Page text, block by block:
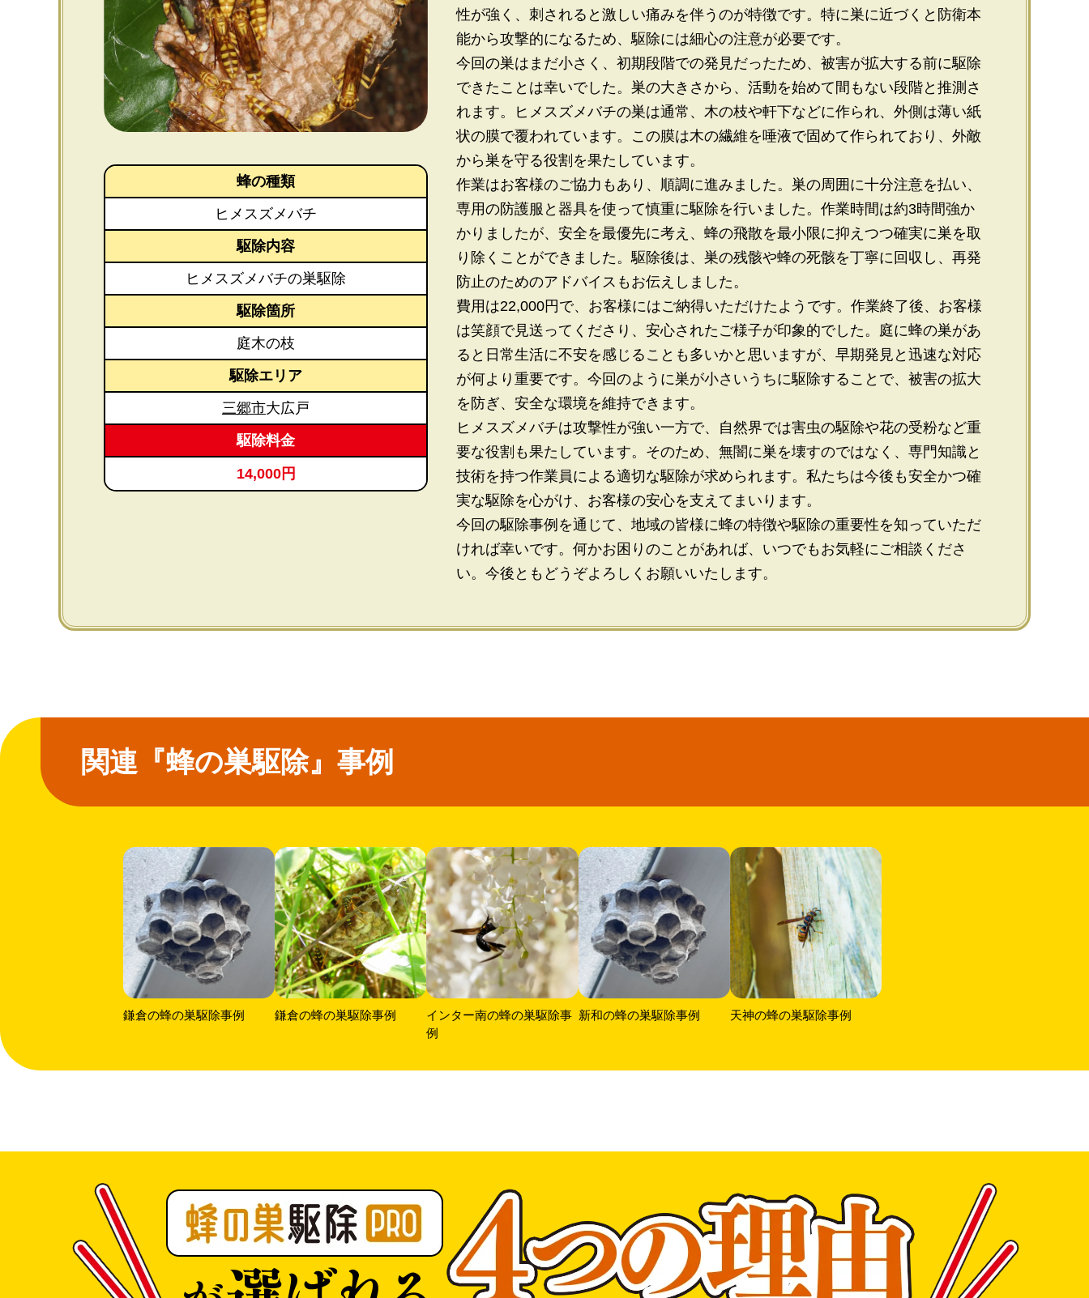
蜂の種類
ヒメスズメバチ
駆除内容
ヒメスズメバチの巣駆除
駆除箇所
庭木の枝
駆除エリア
三郷市大広戸
駆除料金
14,000円
性が強く、刺されると激しい痛みを伴うのが特徴です。特に巣に近づくと防衛本
能から攻撃的になるため、駆除には細心の注意が必要です。
今回の巣はまだ小さく、初期段階での発見だったため、被害が拡大する前に駆除
できたことは幸いでした。巣の大きさから、活動を始めて間もない段階と推測さ
れます。ヒメスズメバチの巣は通常、木の枝や軒下などに作られ、外側は薄い紙
状の膜で覆われています。この膜は木の繊維を唾液で固めて作られており、外敵
から巣を守る役割を果たしています。
作業はお客様のご協力もあり、順調に進みました。巣の周囲に十分注意を払い、
専用の防護服と器具を使って慎重に駆除を行いました。作業時間は約3時間強か
かりましたが、安全を最優先に考え、蜂の飛散を最小限に抑えつつ確実に巣を取
り除くことができました。駆除後は、巣の残骸や蜂の死骸を丁寧に回収し、再発
防止のためのアドバイスもお伝えしました。
費用は22,000円で、お客様にはご納得いただけたようです。作業終了後、お客様
は笑顔で見送ってくださり、安心されたご様子が印象的でした。庭に蜂の巣があ
ると日常生活に不安を感じることも多いかと思いますが、早期発見と迅速な対応
が何より重要です。今回のように巣が小さいうちに駆除することで、被害の拡大
を防ぎ、安全な環境を維持できます。
ヒメスズメバチは攻撃性が強い一方で、自然界では害虫の駆除や花の受粉など重
要な役割も果たしています。そのため、無闇に巣を壊すのではなく、専門知識と
技術を持つ作業員による適切な駆除が求められます。私たちは今後も安全かつ確
実な駆除を心がけ、お客様の安心を支えてまいります。
今回の駆除事例を通じて、地域の皆様に蜂の特徴や駆除の重要性を知っていただ
ければ幸いです。何かお困りのことがあれば、いつでもお気軽にご相談くださ
い。今後ともどうぞよろしくお願いいたします。
関連『蜂の巣駆除』事例
鎌倉の蜂の巣駆除事例 鎌倉の蜂の巣駆除事例
インター南の蜂の巣駆除事
例
新和の蜂の巣駆除事例 天神の蜂の巣駆除事例